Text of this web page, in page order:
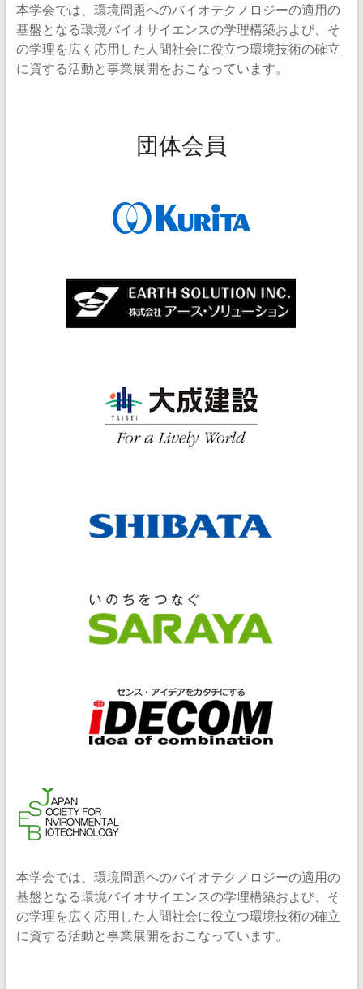
本学会では、環境問題へのバイオテクノロジーの適用の
基盤となる環境バイオサイエンスの学理構築および、そ
の学理を広く応用した人間社会に役立つ環境技術の確立
に資する活動と事業展開をおこなっています。
団体会員
本学会では、環境問題へのバイオテクノロジーの適用の
基盤となる環境バイオサイエンスの学理構築および、そ
の学理を広く応用した人間社会に役立つ環境技術の確立
に資する活動と事業展開をおこなっています。